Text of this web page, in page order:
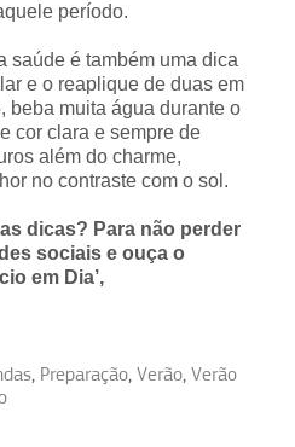
período.
saúde é também uma dica
e o reaplique de duas em
beba muita água durante o
cor clara e sempre de
além do charme,
no contraste com o sol.
dicas? Para não perder
sociais e ouça o
em Dia’,
, Preparação, Verão, Verão